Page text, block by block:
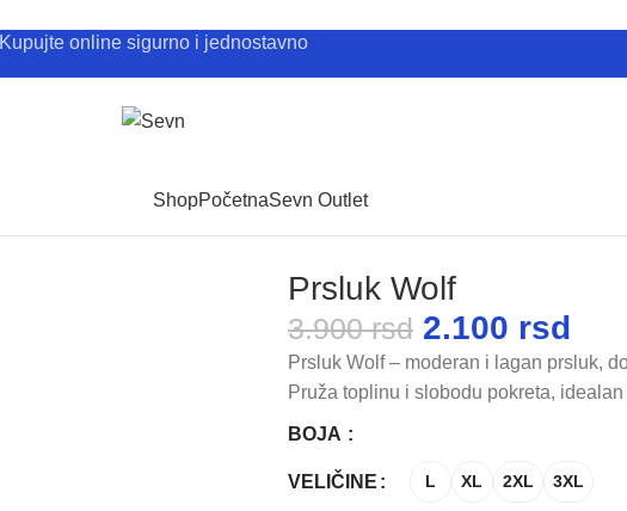
Kupujte online sigurno i jednostavno
ShopPočetnaSevn Outlet
Prsluk Wolf
3.900rsd 2.100 rsd
Prsluk Wolf – moderan i lagan prsluk,
Pruža toplinu i slobodu pokreta,
BOJA
VELIČINE L XL 2XL 3XL